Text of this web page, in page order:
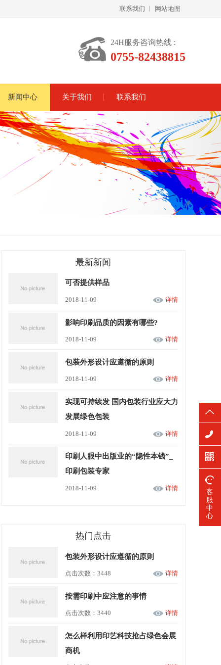
联系我们 网站地图
24H服务咨询热线 :
0755-82438815
新闻中心 关于我们 联系我们
最新新闻
可否提供样品
2018-11-09 详情
影响印刷品质的因素有哪些?
2018-11-09 详情
包装外形设计应遵循的原则
2018-11-09 详情
实现可持续发 国内包装行业应大力
发展绿色包装
2018-11-09 详情
印刷人眼中出版业的“隐性本钱”_
印刷包装专家
2018-11-09 详情
热门点击
包装外形设计应遵循的原则
点击次数：3448 详情
按需印刷中应注意的事情
点击次数：3440 详情
怎么样利用印艺科技抢占绿色会展
商机
客
服
中
心